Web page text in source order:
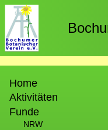
Direkt
zum
Inhalt
Home
Aktivitäten
Funde
NRW